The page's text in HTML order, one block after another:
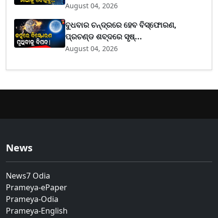
August 04, 2026
ବୁଧବାର ଚନ୍ଦ୍ରରେ ହେବ ବିସ୍ଫୋରଣ,
ପ୍ରଚଣ୍ଡ ଶବ୍ଦରେ ସୃଷ୍...
August 04, 2026
News
News7 Odia
Prameya-ePaper
Prameya-Odia
Prameya-English